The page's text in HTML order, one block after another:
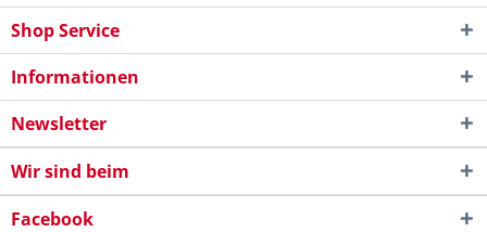
Shop Service
Informationen
Newsletter
Wir sind beim
Facebook